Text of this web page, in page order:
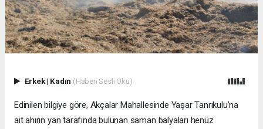
Erkek| Kadın (Haberi Sesli Oku)
Edinilen bilgiye göre, Akçalar Mahallesinde Yaşar Tanrıkulu’na
ait ahırın yan tarafında bulunan saman balyaları henüz